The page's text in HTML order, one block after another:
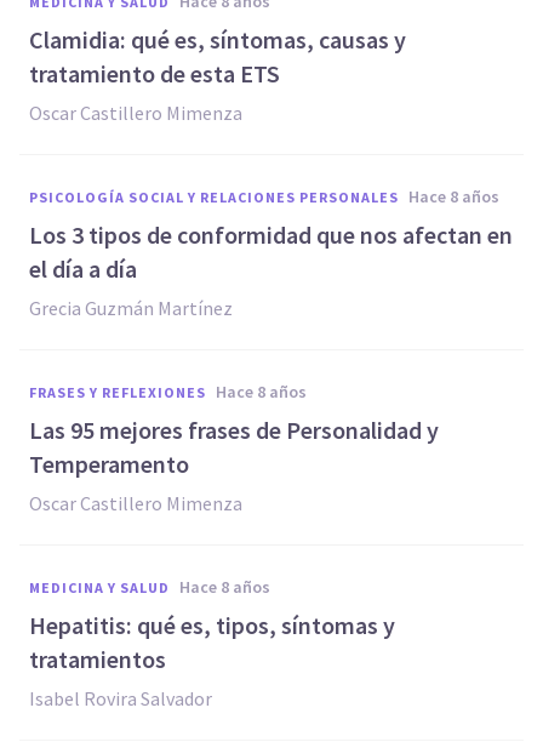
Clamidia: qué es, síntomas, causas y
tratamiento de esta ETS
Oscar Castillero Mimenza
PSICOLOGÍA SOCIAL Y RELACIONES PERSONALES hace 8 años
Los 3 tipos de conformidad que nos afectan en
el día a día
Grecia Guzmán Martínez
FRASES Y REFLEXIONES hace 8 años
Las 95 mejores frases de Personalidad y
Temperamento
Oscar Castillero Mimenza
MEDICINA Y SALUD hace 8 años
Hepatitis: qué es, tipos, síntomas y
tratamientos
Isabel Rovira Salvador